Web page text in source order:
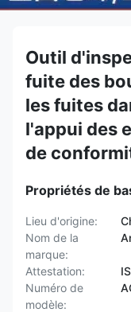
Outil
fuite des
les fuites
l'appui des
de
Propriétés de
Lieu d'origine:
Nom de la
marque:
Attestation:
Numéro de
modèle: